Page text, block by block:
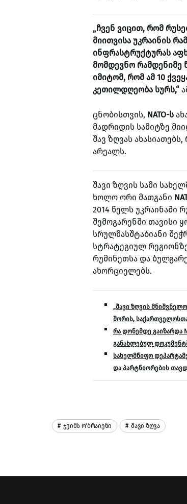
„ჩვენ ვიცით, რომ
მიითვისა უკრაინის
ინფრასტრუქტურას
მომდევნო რამდენიმე
იმიტომ, რომ ამ 10
კეთილდღეობა სურს,“
ცნობისთვის, NATO-ს
მადრიდის სამიტზე
შავ ზღვას
არეალს.
შავი ზღვის სამი
ხოლო ორი მათგანი
2014 წელს უკრაინაში
შემოგარენში თავისი
სრულმასშტაბიანი
სტრატეგიულ
რუმინეთსა და
ახორციელებს.
„შავი ზღვის
შორის,
რა დონემდე გაიზარდა
განახლებულ
სახელმწიფო
და პარტნიორების
Ჯეიმს Ო'ბრაიენი Შავი Ზღვა